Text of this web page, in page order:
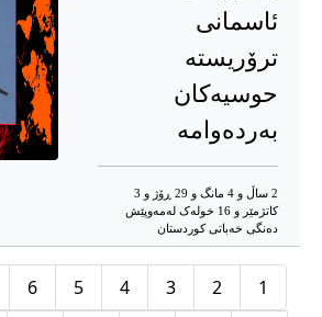
ئاسمانی
ترۆریستە
حوسیەکان
بەردەوامە
2 ساڵ و 4 مانگ و 29 ڕۆژ و 3
کاتژمێر و 16 خوله‌ک له‌مه‌وپێش‌
دەنگی خەباتی کوردستان
1
2
3
4
5
6